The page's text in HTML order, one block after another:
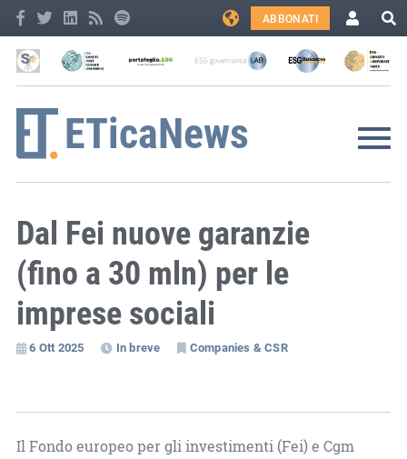
ABBONATI
Dal Fei nuove garanzie
(fino a 30 mln) per le
imprese sociali
6 Ott 2025 In breve Companies & CSR
Il Fondo europeo per gli investimenti (Fei) e Cgm